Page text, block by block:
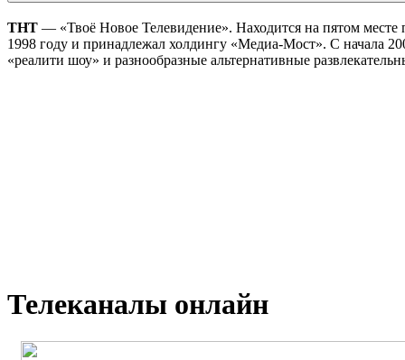
ТНТ — «Твоё Новое Телевидение». Находится на пятом
1998 году и принадлежал холдингу «Медиа-Мост». С начала
«реалити шоу» и разнообразные альтернативные
Телеканалы онлайн